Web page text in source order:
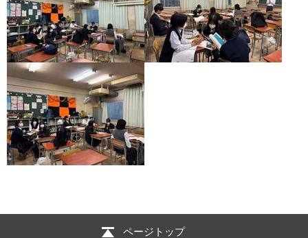
ページトップ